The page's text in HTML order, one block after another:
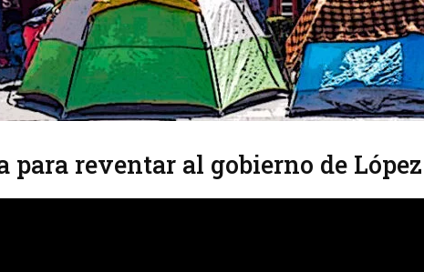
para reventar al gobierno de